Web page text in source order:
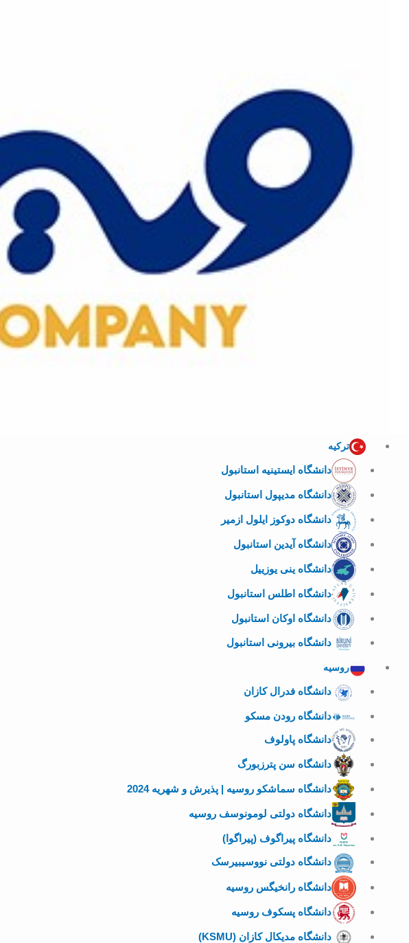
ترکیه
دانشگاه ایستینیه استانبول
دانشگاه مدیپول استانبول
دانشگاه دوکوز ایلول ازمیر
دانشگاه آیدین استانبول
دانشگاه ینی یوزییل
دانشگاه اطلس استانبول
دانشگاه اوکان استانبول
دانشگاه بیرونی استانبول
روسیه
دانشگاه فدرال کازان
دانشگاه رودن مسکو
دانشگاه پاولوف
دانشگاه سن پترزبورگ
دانشگاه سماشکو روسیه | پذیرش و شهریه 2024
دانشگاه دولتی لومونوسف روسیه
دانشگاه پیراگوف (پیراگوا)
دانشگاه دولتی نووسیبیرسک
دانشگاه رانخیگس روسیه
دانشگاه پسکوف روسیه
دانشگاه مدیکال کازان (KSMU)